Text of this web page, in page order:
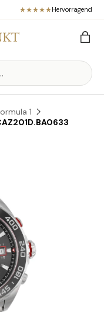
Hervorragend
1